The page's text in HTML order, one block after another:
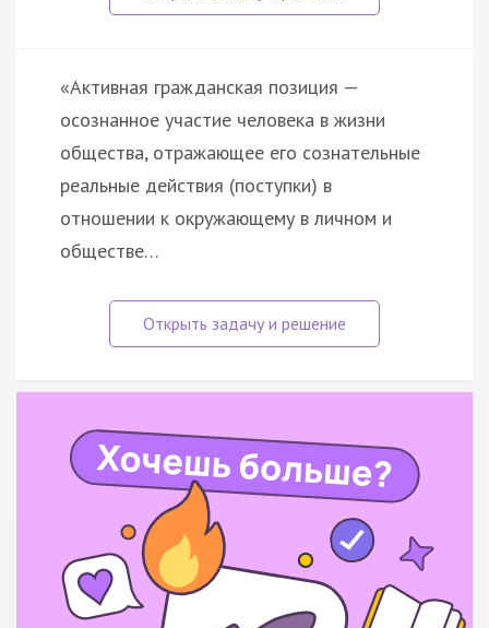
«Активная гражданская позиция —
осознанное участие человека в жизни
общества, отражающее его сознательные
реальные действия (поступки) в
отношении к окружающему в личном и
обществе…